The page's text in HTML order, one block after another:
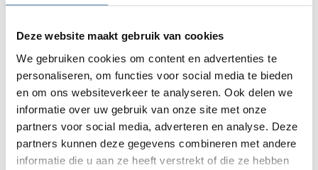
Deze website maakt gebruik van cookies
We gebruiken cookies om content en advertenties te
personaliseren, om functies voor social media te bieden
en om ons websiteverkeer te analyseren. Ook delen we
informatie over uw gebruik van onze site met onze
partners voor social media, adverteren en analyse. Deze
partners kunnen deze gegevens combineren met andere
informatie die u aan ze heeft verstrekt of die ze hebben